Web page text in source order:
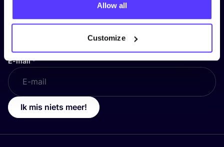
Allow all
Customize
Voornaam*
E-mail*
Ik mis niets meer!